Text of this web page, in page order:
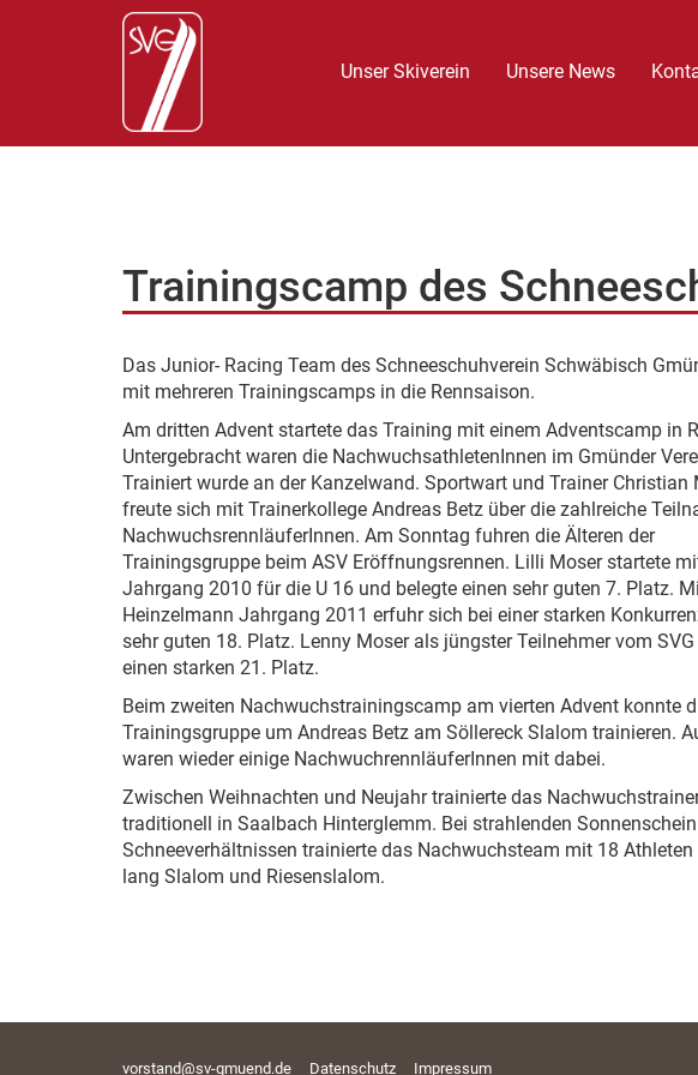
Unser Skiverein Unsere News
Trainingscamp des
Das Junior- Racing Team des Schneeschuhverein Schwäbisch
mit mehreren Trainingscamps in die Rennsaison.
Am dritten Advent startete das Training mit einem Adventscamp in
Untergebracht waren die NachwuchsathletenInnen im Gmünder
Trainiert wurde an der Kanzelwand. Sportwart und Trainer Christian
freute sich mit Trainerkollege Andreas Betz über die zahlreiche
NachwuchsrennläuferInnen. Am Sonntag fuhren die Älteren der
Trainingsgruppe beim ASV Eröffnungsrennen. Lilli Moser startete
Jahrgang 2010 für die U 16 und belegte einen sehr guten 7. Platz.
Heinzelmann Jahrgang 2011 erfuhr sich bei einer starken
sehr guten 18. Platz. Lenny Moser als jüngster Teilnehmer vom
einen starken 21. Platz.
Beim zweiten Nachwuchstrainingscamp am vierten Advent konnte
Trainingsgruppe um Andreas Betz am Söllereck Slalom trainieren.
waren wieder einige NachwuchrennläuferInnen mit dabei.
Zwischen Weihnachten und Neujahr trainierte das
traditionell in Saalbach Hinterglemm. Bei strahlenden
Schneeverhältnissen trainierte das Nachwuchsteam mit 18 Athleten
lang Slalom und Riesenslalom.
vorstand@sv-gmuend.de Datenschutz Impressum